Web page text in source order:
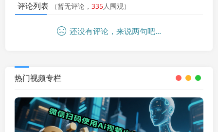
评论列表 （暂无评论， 335人围观）
还没有评论，来说两句吧...
热门视频专栏